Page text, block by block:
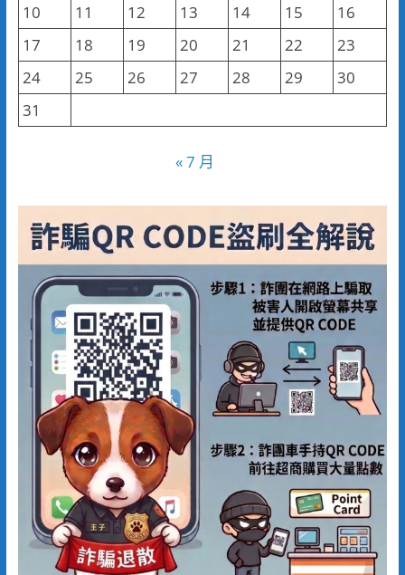
10
11 12 13 14 15
16
17
18 19 20 21 22
23
24
25 26 27 28 29
30
31
« 7 月